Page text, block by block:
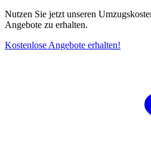
Nutzen Sie jetzt unseren
Angebote zu erhalten.
Kostenlose Angebote erhalten!